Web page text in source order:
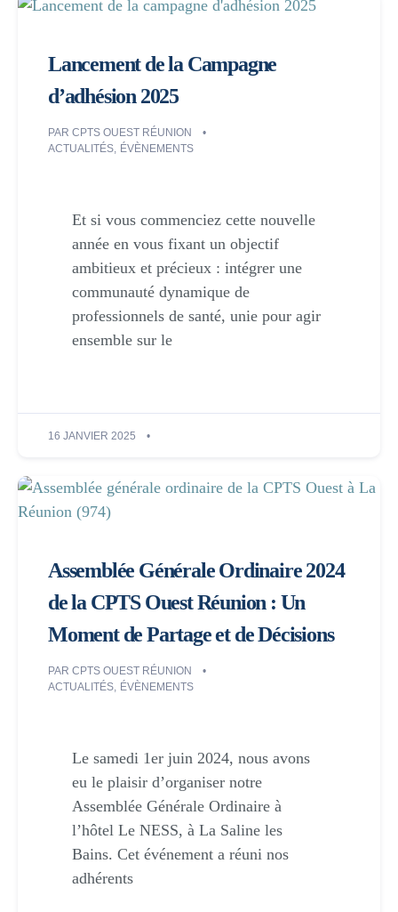
Lancement de la Campagne
d’adhésion 2025
PAR CPTS OUEST RÉUNION
ACTUALITÉS ÉVÈNEMENTS
Et si vous commenciez cette nouvelle
année en vous fixant un objectif
ambitieux et précieux : intégrer une
communauté dynamique de
professionnels de santé, unie pour agir
ensemble sur le
16 JANVIER 2025
Assemblée Générale Ordinaire 2024
de la CPTS Ouest Réunion : Un
Moment de Partage et de Décisions
PAR CPTS OUEST RÉUNION
ACTUALITÉS ÉVÈNEMENTS
Le samedi 1er juin 2024, nous avons
eu le plaisir d’organiser notre
Assemblée Générale Ordinaire à
l’hôtel Le NESS, à La Saline les
Bains. Cet événement a réuni nos
adhérents